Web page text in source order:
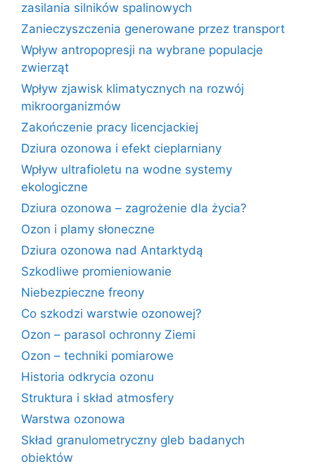
zasilania silników spalinowych
Zanieczyszczenia generowane przez transport
Wpływ antropopresji na wybrane populacje
zwierząt
Wpływ zjawisk klimatycznych na rozwój
mikroorganizmów
Zakończenie pracy licencjackiej
Dziura ozonowa i efekt cieplarniany
Wpływ ultrafioletu na wodne systemy
ekologiczne
Dziura ozonowa – zagrożenie dla życia?
Ozon i plamy słoneczne
Dziura ozonowa nad Antarktydą
Szkodliwe promieniowanie
Niebezpieczne freony
Co szkodzi warstwie ozonowej?
Ozon – parasol ochronny Ziemi
Ozon – techniki pomiarowe
Historia odkrycia ozonu
Struktura i skład atmosfery
Warstwa ozonowa
Skład granulometryczny gleb badanych
obiektów